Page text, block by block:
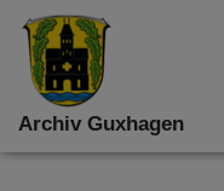
Archiv Guxhagen